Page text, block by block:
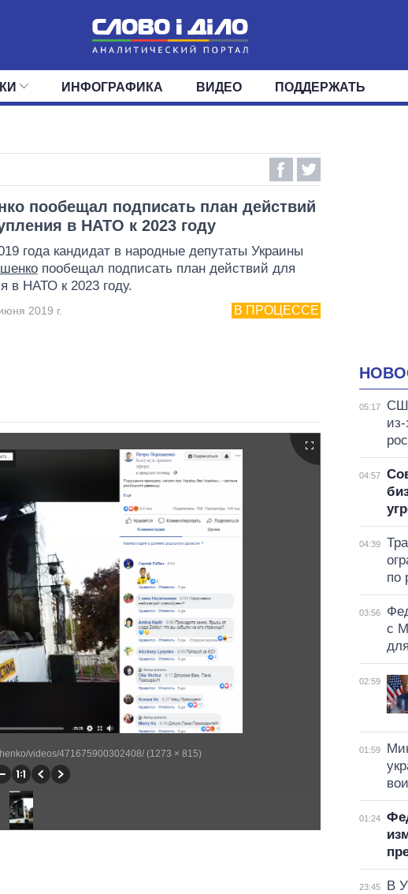
МИР
ОКРУГА
ИНФОГРАФИКА ВИДЕО ПОДДЕРЖАТЬ
пообещал подписать план действий
в НАТО к 2023 году
года кандидат в народные депутаты Украины
пообещал подписать план действий для
в НАТО к 2023 году.
В ПРОЦЕССЕ
2019 г.
videos/471675900302408/ (1273 × 815)
05:17
04:57
04:39
по
03:56
с
02:59
01:59
01:24
23:45
В